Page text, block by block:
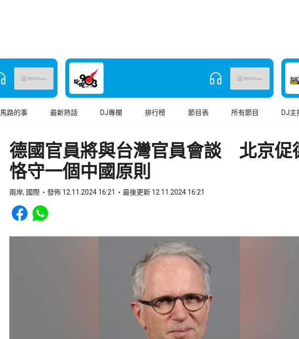
馬路的事 最新熱話 DJ專欄 排行榜 節目表 所有節目 DJ主
德國官員將與台灣官員會談 北京促
恪守一個中國原則
兩岸, 國際 發佈 12.11.2024 16:21 最後更新 12.11.2024 16:21
Share to Facebook
Share to WhatsApp